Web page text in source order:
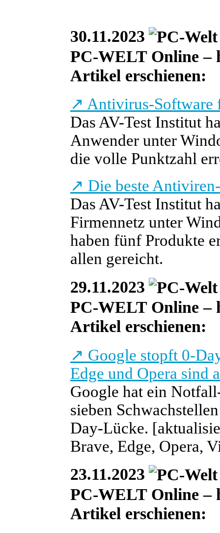
30.11.2023
PC-WELT Online –
Artikel erschienen:
↗ Antivirus-Software
Das AV-Test Institut
Anwender unter
die volle Punktzahl
↗ Die beste
Das AV-Test Institut
Firmennetz unter
haben fünf Produkte
allen gereicht.
29.11.2023
PC-WELT Online –
Artikel erschienen:
↗ Google stopft 0-
Edge und Opera sind
Google hat ein
sieben
Day-Lücke.
Brave, Edge, Opera,
23.11.2023
PC-WELT Online –
Artikel erschienen: